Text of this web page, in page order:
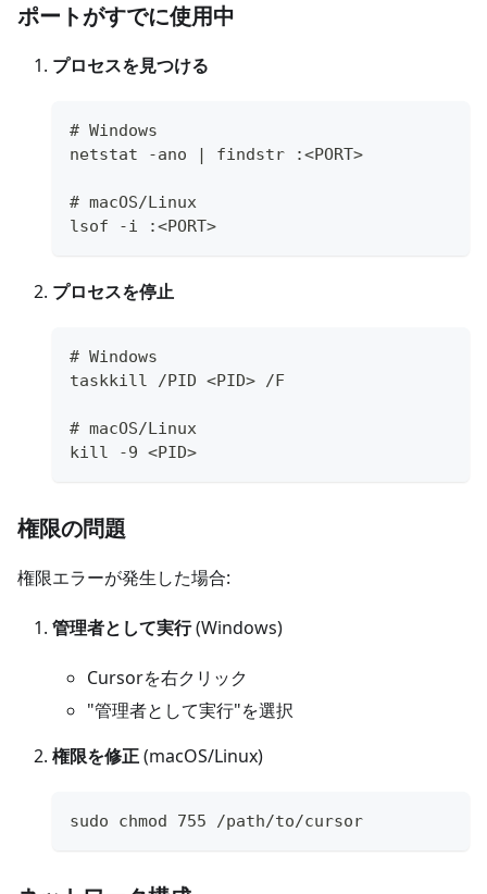
ポートがすでに使用中
プロセスを見つける
# Windows
netstat -ano | findstr :<PORT>
# macOS/Linux
lsof -i :<PORT>
プロセスを停止
# Windows
taskkill /PID <PID> /F
# macOS/Linux
kill -9 <PID>
権限の問題
権限エラーが発生した場合:
管理者として実行(Windows)
Cursorを右クリック
"管理者として実行"を選択
権限を修正(macOS/Linux)
sudo chmod 755 /path/to/cursor